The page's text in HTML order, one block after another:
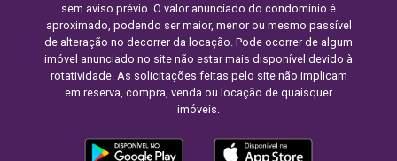
sem aviso prévio. O valor anunciado do condomínio é
aproximado, podendo ser maior, menor ou mesmo passível
de alteração no decorrer da locação. Pode ocorrer de algum
imóvel anunciado no site não estar mais disponível devido à
rotatividade. As solicitações feitas pelo site não implicam
em reserva, compra, venda ou locação de quaisquer
imóveis.